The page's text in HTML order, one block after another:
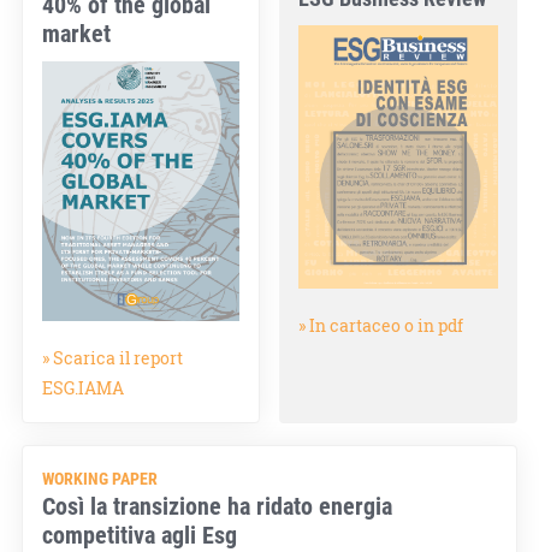
market
» Scarica il report
ESG.IAMA
» In cartaceo o in pdf
WORKING PAPER
Così la transizione ha ridato energia
competitiva agli Esg